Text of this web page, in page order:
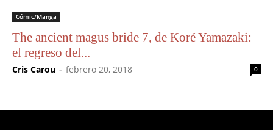
Cómic/Manga
The ancient magus bride 7, de Koré Yamazaki:
el regreso del...
Cris Carou - febrero 20, 2018 0